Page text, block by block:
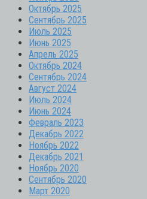
Октябрь 2025
Сентябрь 2025
Июль 2025
Июнь 2025
Апрель 2025
Октябрь 2024
Сентябрь 2024
Август 2024
Июль 2024
Июнь 2024
Февраль 2023
Декабрь 2022
Ноябрь 2022
Декабрь 2021
Ноябрь 2020
Сентябрь 2020
Март 2020